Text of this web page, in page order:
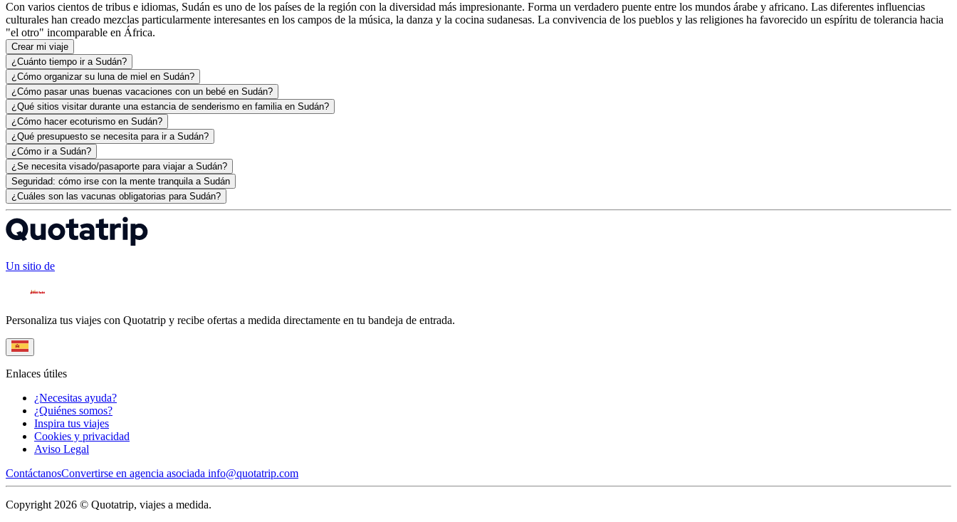
Con varios cientos de tribus e idiomas, Sudán es uno de los países de la región con la diversidad más impresionante. Forma un verdadero puente entre los mundos árabe y africano. Las diferentes influencias
culturales han creado mezclas particularmente interesantes en los campos de la música, la danza y la cocina sudanesas. La convivencia de los pueblos y las religiones ha favorecido un espíritu de tolerancia hacia
"el otro" incomparable en África.
Crear mi viaje
¿Cuánto tiempo ir a Sudán?
¿Cómo organizar su luna de miel en Sudán?
¿Cómo pasar unas buenas vacaciones con un bebé en Sudán?
¿Qué sitios visitar durante una estancia de senderismo en familia en Sudán?
¿Cómo hacer ecoturismo en Sudán?
¿Qué presupuesto se necesita para ir a Sudán?
¿Cómo ir a Sudán?
¿Se necesita visado/pasaporte para viajar a Sudán?
Seguridad: cómo irse con la mente tranquila a Sudán
¿Cuáles son las vacunas obligatorias para Sudán?
Un sitio de
Personaliza tus viajes con Quotatrip y recibe ofertas a medida directamente en tu bandeja de entrada.
Enlaces útiles
¿Necesitas ayuda?
¿Quiénes somos?
Inspira tus viajes
Cookies y privacidad
Aviso Legal
ContáctanosConvertirse en agencia asociada info@quotatrip.com
Copyright 2026 © Quotatrip, viajes a medida.